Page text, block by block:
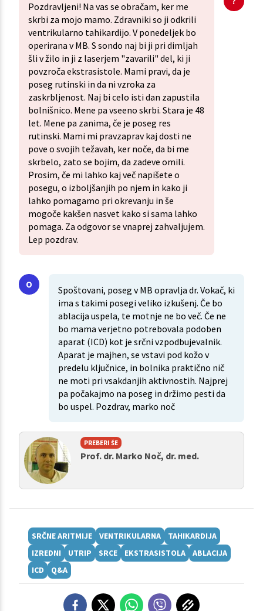
Pozdravljeni! Na vas se obračam, ker me
skrbi za mojo mamo. Zdravniki so ji odkrili
ventrikularno tahikardijo. V ponedeljek bo
operirana v MB. S sondo naj bi ji pri dimljah
šli v žilo in ji z laserjem "zavarili" del, ki ji
povzroča ekstrasistole. Mami pravi, da je
poseg rutinski in da ni vzroka za
zaskrbljenost. Naj bi celo isti dan zapustila
bolnišnico. Mene pa vseeno skrbi. Stara je 48
let. Mene pa zanima, če je poseg res
rutinski. Mami mi pravzaprav kaj dosti ne
pove o svojih težavah, ker noče, da bi me
skrbelo, zato se bojim, da zadeve omili.
Prosim, če mi lahko kaj več napišete o
posegu, o izboljšanjih po njem in kako ji
lahko pomagamo pri okrevanju in še
mogoče kakšen nasvet kako si sama lahko
pomaga. Za odgovor se vnaprej zahvaljujem.
Lep pozdrav.
Spoštovani, poseg v MB opravlja dr. Vokač, ki
ima s takimi posegi veliko izkušenj. Če bo
ablacija uspela, te motnje ne bo več. Če ne
bo mama verjetno potrebovala podoben
aparat (ICD) kot je srčni vzpodbujevalnik.
Aparat je majhen, se vstavi pod kožo v
predelu ključnice, in bolnika praktično nič
ne moti pri vsakdanjih aktivnostih. Najprej
pa počakajmo na poseg in držimo pesti da
bo uspel. Pozdrav, marko noč
PREBERI ŠE
Prof. dr. Marko Noč, dr. med.
SRČNE ARITMIJE VENTRIKULARNA
TAHIKARDIJA
IZREDNI
UTRIP SRCE EKSTRASISTOLA
ABLACIJA
ICD
Q&A